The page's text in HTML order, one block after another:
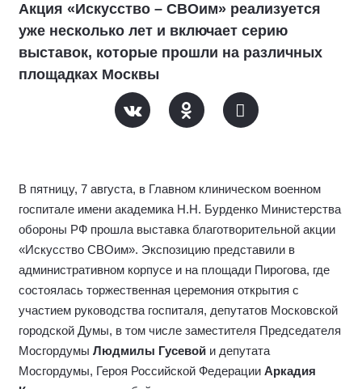
Акция «Искусство – СВОим» реализуется
уже несколько лет и включает серию
выставок, которые прошли на различных
площадках Москвы
В пятницу, 7 августа, в Главном клиническом военном
госпитале имени академика Н.Н. Бурденко Министерства
обороны РФ прошла выставка благотворительной акции
«Искусство СВОим». Экспозицию представили в
административном корпусе и на площади Пирогова, где
состоялась торжественная церемония открытия с
участием руководства госпиталя, депутатов Московской
городской Думы, в том числе заместителя Председателя
Мосгордумы Людмилы Гусевой и депутата
Мосгордумы, Героя Российской Федерации Аркадия